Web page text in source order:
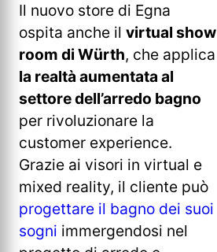
Il nuovo store di Egna
ospita anche il virtual show
room di Würth, che applica
la realtà aumentata al
settore dell’arredo bagno
per rivoluzionare la
customer experience.
Grazie ai visori in virtual e
mixed reality, il cliente può
progettare il bagno dei suoi
sogni immergendosi nel